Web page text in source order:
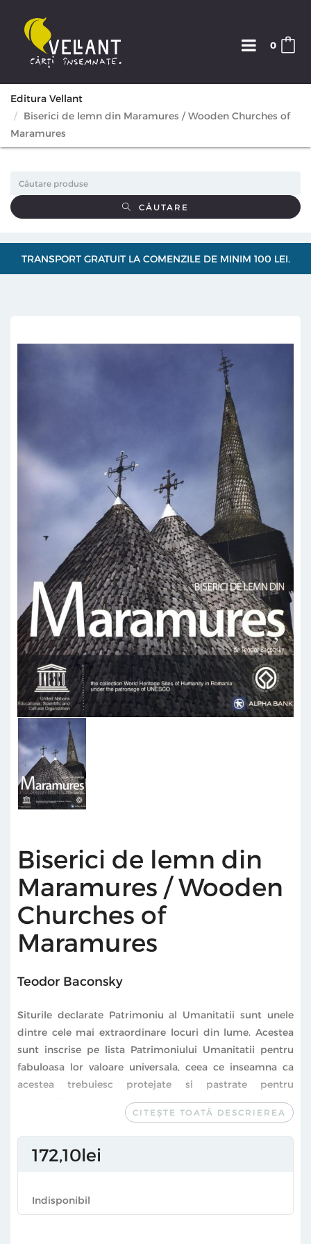
0
Editura Vellant
Biserici de lemn din Maramures / Wooden Churches of
Maramures
CĂUTARE
TRANSPORT GRATUIT LA COMENZILE DE MINIM 100 LEI.
Biserici de lemn din
Maramures / Wooden
Churches of
Maramures
Teodor Baconsky
Siturile declarate Patrimoniu al Umanitatii sunt unele
dintre cele mai extraordinare locuri din lume. Acestea
sunt inscrise pe lista Patrimoniului Umanitatii pentru
fabuloasa lor valoare universala, ceea ce inseamna ca
acestea trebuiesc protejate si pastrate pentru
generatiile prezente si viitoare. Acest lucru este in acord
cu Conventia Patrimoniului Umanitatii, care a fost
conceputa pentru a permite tarilor sa se alature in
protejarea atat a monumentelor proprii cat si a
CITEȘTE TOATĂ DESCRIEREA
172 10lei
Indisponibil